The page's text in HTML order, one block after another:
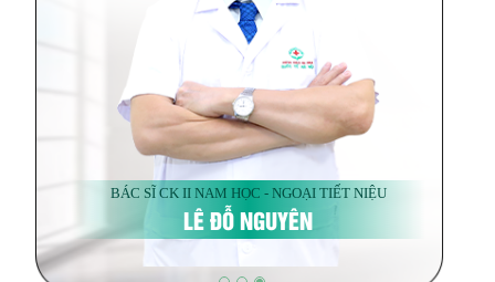
BÁC SĨ CK II NAM HỌC - NGOẠI TIẾT NIỆU
LÊ ĐỖ NGUYÊN